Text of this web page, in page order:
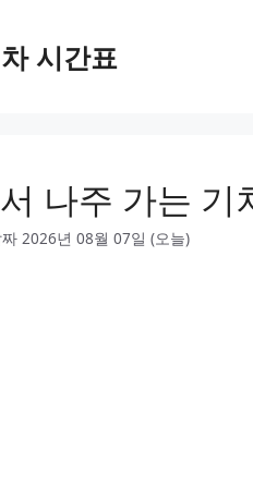
시간표
나주 가는 기
2026년 08월 07일 (오늘)